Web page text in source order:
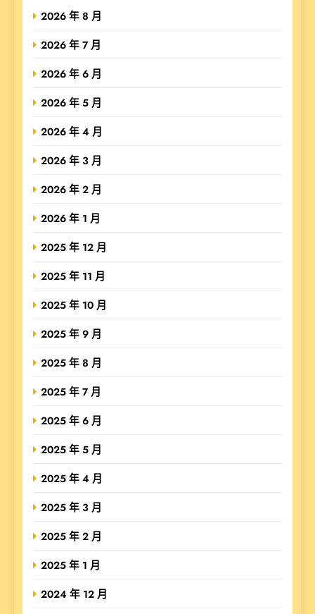
2026 年 8 月
2026 年 7 月
2026 年 6 月
2026 年 5 月
2026 年 4 月
2026 年 3 月
2026 年 2 月
2026 年 1 月
2025 年 12 月
2025 年 11 月
2025 年 10 月
2025 年 9 月
2025 年 8 月
2025 年 7 月
2025 年 6 月
2025 年 5 月
2025 年 4 月
2025 年 3 月
2025 年 2 月
2025 年 1 月
2024 年 12 月